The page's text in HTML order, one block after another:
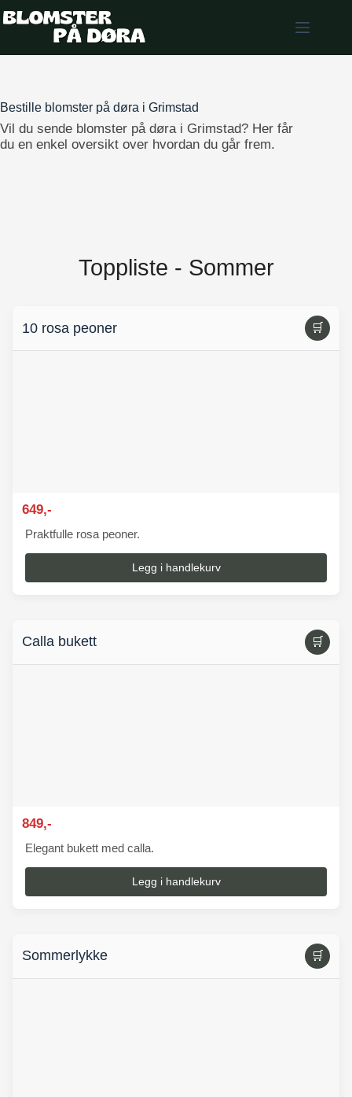
to
Bestille blomster på døra i Grimstad
Vil du sende blomster på døra i Grimstad? Her får
du en enkel oversikt over hvordan du går frem.
Toppliste - Sommer
10 rosa peoner 🛒
649,-
Praktfulle rosa peoner.
Legg i handlekurv
Calla bukett 🛒
849,-
Elegant bukett med calla.
Legg i handlekurv
Sommerlykke 🛒